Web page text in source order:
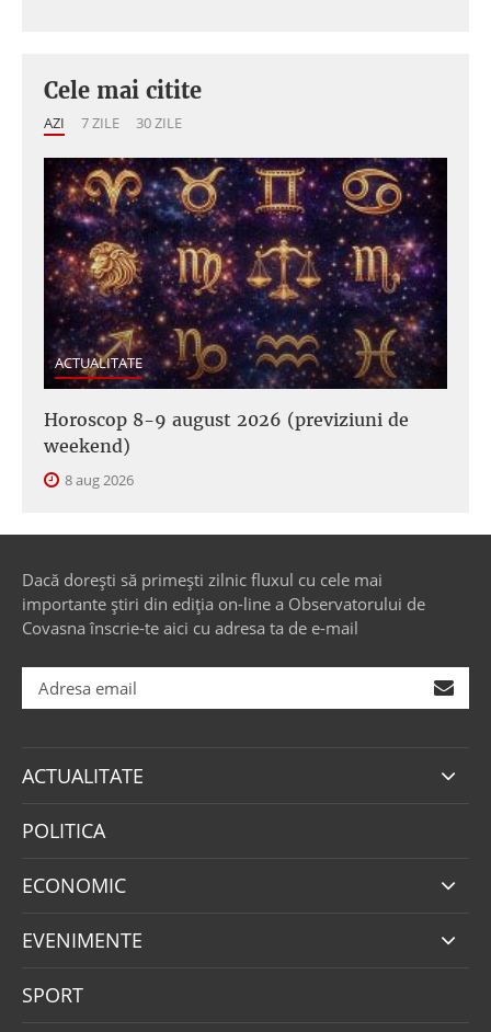
Cele mai citite
AZI 7 ZILE 30 ZILE
ACTUALITATE
Horoscop 8-9 august 2026 (previziuni de
weekend)
8 aug 2026
Dacă dorești să primești zilnic fluxul cu cele mai
importante știri din ediția on-line a Observatorului de
Covasna înscrie-te aici cu adresa ta de e-mail
ACTUALITATE
POLITICA
ECONOMIC
EVENIMENTE
SPORT